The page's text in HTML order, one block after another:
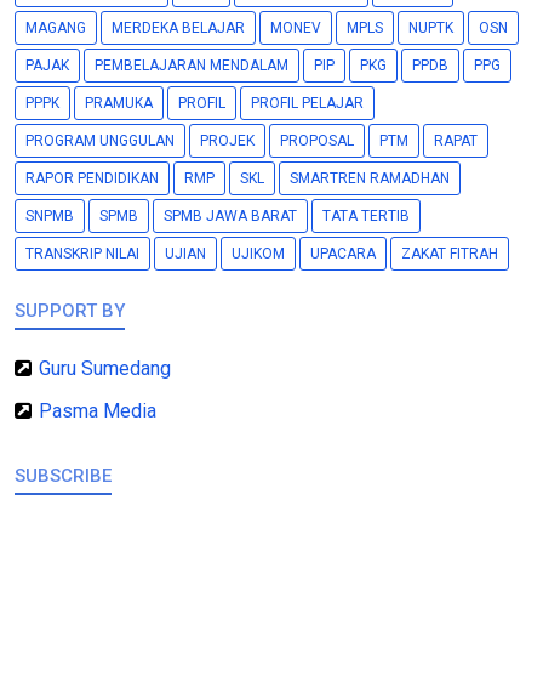
MAGANG MERDEKA BELAJAR MONEV MPLS NUPTK OSN
PAJAK PEMBELAJARAN MENDALAM PIP PKG PPDB PPG
PPPK PRAMUKA PROFIL PROFIL PELAJAR
PROGRAM UNGGULAN PROJEK PROPOSAL PTM RAPAT
RAPOR PENDIDIKAN RMP SKL SMARTREN RAMADHAN
SNPMB SPMB SPMB JAWA BARAT TATA TERTIB
TRANSKRIP NILAI UJIAN UJIKOM UPACARA ZAKAT FITRAH
SUPPORT BY
Guru Sumedang
Pasma Media
SUBSCRIBE